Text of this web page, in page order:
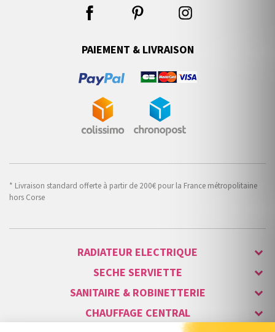
PAIEMENT & LIVRAISON
* Livraison standard offerte à partir de 200€ pour la France métropolitaine
hors Corse
RADIATEUR ELECTRIQUE
SECHE SERVIETTE
SANITAIRE & ROBINETTERIE
CHAUFFAGE CENTRAL